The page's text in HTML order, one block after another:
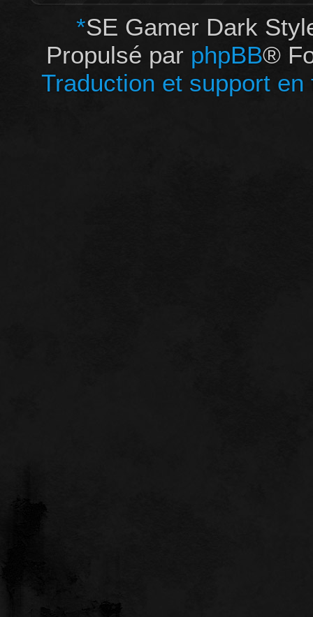
*SE Gamer Dark
Propulsé par phpBB®
Traduction et support en